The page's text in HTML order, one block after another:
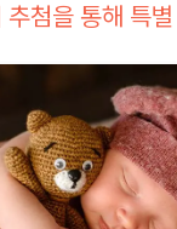
첨을 통해 특